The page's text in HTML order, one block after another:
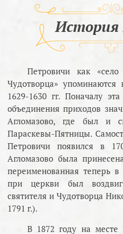
История
Петровичи как
Чудотворца»
1629-1630 гг. Поначалу
объединения приходов
Агломазово, где был и
Параскевы-Пятницы.
Петровичи появился в
Агломазово была
переименованная теперь
при церкви был
святителя и Чудотворца
1791 г.).
В 1872 году на месте